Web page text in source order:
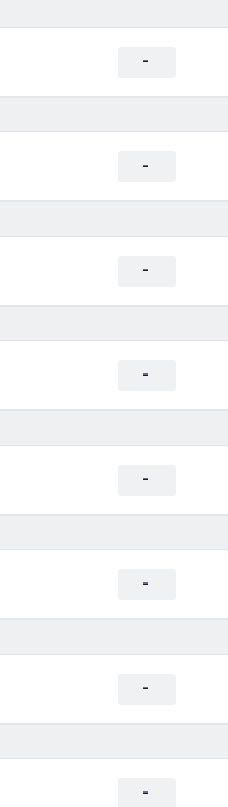
-
-
-
-
-
-
-
-